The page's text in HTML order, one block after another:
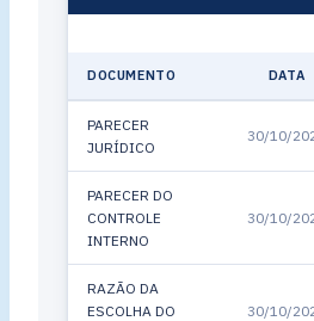
DOCUMENTO DATA
PARECER
JURÍDICO
30/10/
PARECER DO
CONTROLE
INTERNO
30/10/
RAZÃO DA
ESCOLHA DO
30/10/